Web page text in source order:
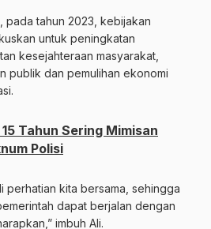
pada tahun 2023, kebijakan
untuk peningkatan
kesejahteraan masyarakat,
publik dan pemulihan ekonomi
Tahun Sering Mimisan
Polisi
perhatian kita bersama, sehingga
dapat berjalan dengan
imbuh Ali.